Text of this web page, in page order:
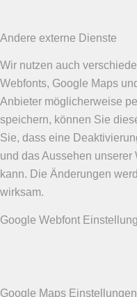
Andere externe Dienste
Wir nutzen auch
Webfonts, Google Maps
Anbieter möglicherweise
speichern, können Sie
Sie, dass eine
und das Aussehen
kann. Die Änderungen
wirksam.
Google Webfont
Google Maps